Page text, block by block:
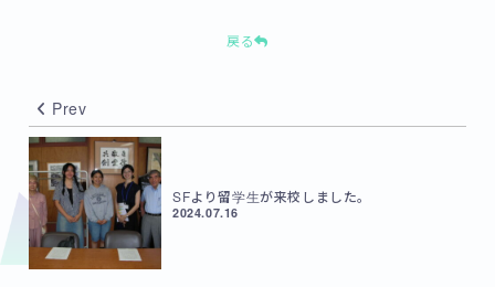
戻る
Prev
SFより留学生が来校しました。
2024.07.16